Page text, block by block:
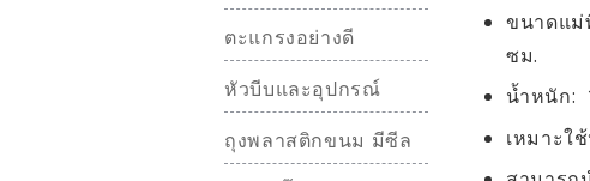
ตะแกรงอย่างดี
หัวบีบและอุปกรณ์
ถุงพลาสติกขนม มีซีล
ขนาดแม่
ซม.
น้ำหนัก:
เหมาะใ